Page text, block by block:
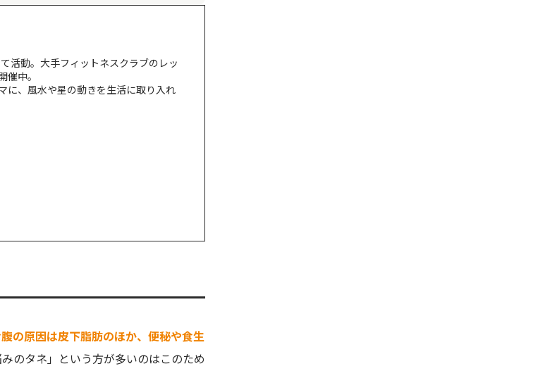
活動。大手フィットネスクラブのレッ
中。
に、風水や星の動きを生活に取り入れ
の原因は皮下脂肪のほか、便秘や食生
のタネ」という方が多いのはこのため